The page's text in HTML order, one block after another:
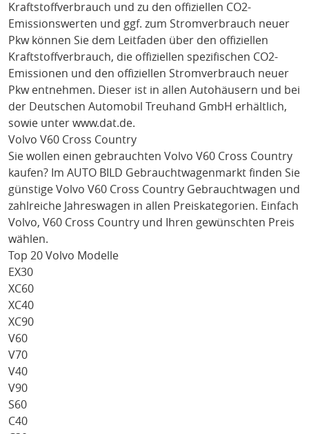
Kraftstoffverbrauch und zu den offiziellen CO2-
Emissionswerten und ggf. zum Stromverbrauch neuer
Pkw können Sie dem Leitfaden über den offiziellen
Kraftstoffverbrauch, die offiziellen spezifischen CO2-
Emissionen und den offiziellen Stromverbrauch neuer
Pkw entnehmen. Dieser ist in allen Autohäusern und bei
der Deutschen Automobil Treuhand GmbH erhältlich,
sowie unter www.dat.de.
Volvo V60 Cross Country
Sie wollen einen gebrauchten Volvo V60 Cross Country
kaufen? Im AUTO BILD Gebrauchtwagenmarkt finden Sie
günstige Volvo V60 Cross Country Gebrauchtwagen und
zahlreiche Jahreswagen in allen Preiskategorien. Einfach
Volvo, V60 Cross Country und Ihren gewünschten Preis
wählen.
Top 20 Volvo Modelle
EX30
XC60
XC40
XC90
V60
V70
V40
V90
S60
C40